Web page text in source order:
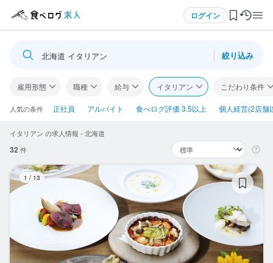
ログイン
ログイン・無料会員登録
食べログ求人TOP
求人検索
気になる求人
検索履歴・保存した条件
北海道 イタリアン 絞り込み
雇用形態 職種 給与 イタリアン こだわり条件
人気の条件 正社員 アルバイト 食べログ評価 3.5以上 個人経営(2店舗
イタリアン の求人情報 - 北海道
32 件
1 / 13